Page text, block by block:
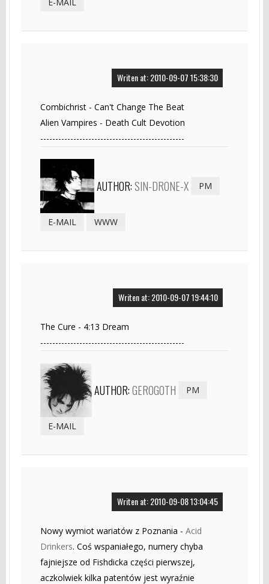
Writen at: 2010-09-07 15:38:30
Combichrist - Can't Change The Beat
Alien Vampires - Death Cult Devotion
------------------------------------------------
AUTHOR:SIN-DRONE-X PM
E-MAIL WWW
Writen at: 2010-09-07 19:44:10
The Cure - 4:13 Dream
------------------------------------------------
AUTHOR:GEROGOTH PM
E-MAIL
Writen at: 2010-09-08 13:04:45
Nowy wymiot wariatów z Poznania - Acid
Drinkers. Coś wspaniałego, numery chyba
fajniejsze od Fishdicka części pierwszej,
aczkolwiek kilka patentów jest wyraźnie